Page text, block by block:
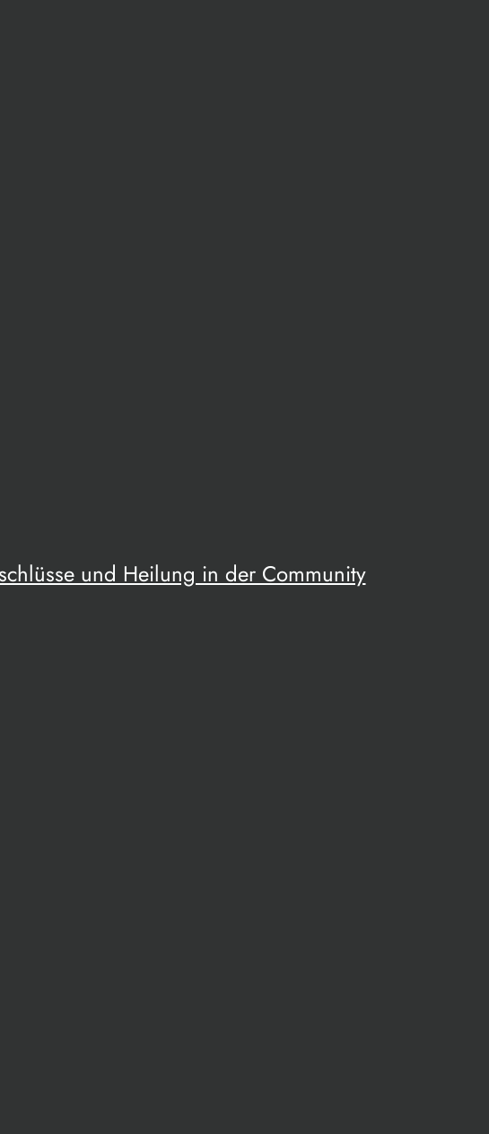
und Heilung in der Community